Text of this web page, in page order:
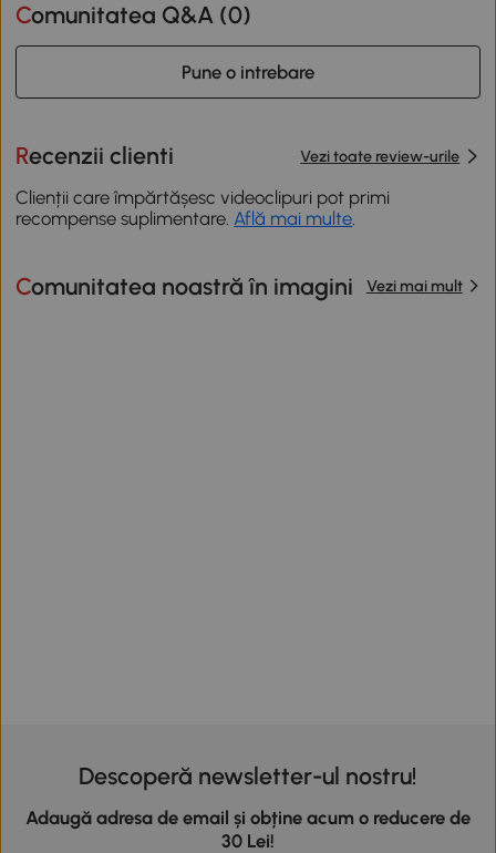
Comunitatea Q&A (0)
Pune o intrebare
Recenzii clienti Vezi toate review-urile
Clienții care împărtășesc videoclipuri pot primi
recompense suplimentare. Află mai multe
Comunitatea noastră în imagini Vezi mai mult
Descoperă newsletter-ul nostru!
Adaugă adresa de email și obține acum o reducere de
30 Lei!